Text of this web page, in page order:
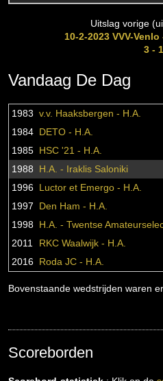
Uitslag vorige
10-2-2023 VVV-
3 - 1
Vandaag De Dag
1983 v.v. Haaksbergen - H.A.
1984 DETO - H.A.
1985 HSC '21 - H.A.
1988
H.A. - Iraklis Saloniki
1996 Luctor et Emergo - H.A.
1997
Den Ham - H.A.
1998 H.A. - Twentse
2011
RKC Waalwijk - H.A.
2016 Roda JC - H.A.
Bovenstaande wedstrijden waren
Scoreborden